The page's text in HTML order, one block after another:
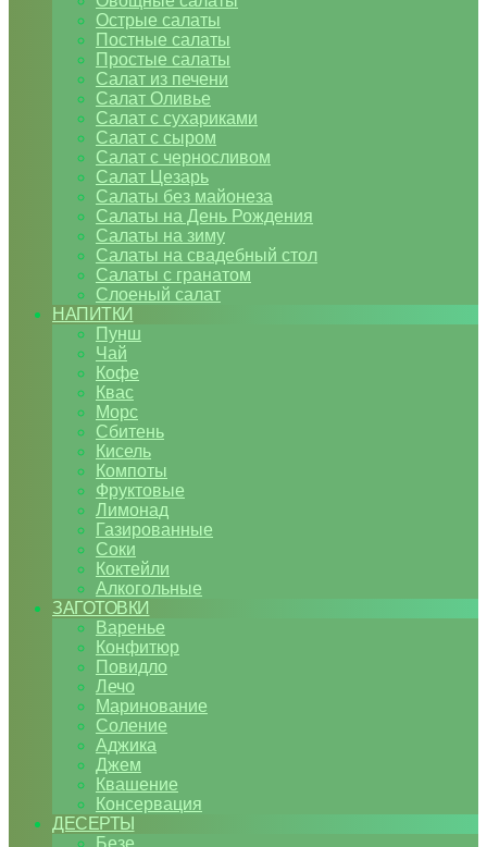
Острые салаты
Постные салаты
Простые салаты
Салат из печени
Салат Оливье
Салат с сухариками
Салат с сыром
Салат с черносливом
Салат Цезарь
Салаты без майонеза
Салаты на День Рождения
Салаты на зиму
Салаты на свадебный стол
Салаты с гранатом
Слоеный салат
НАПИТКИ
Пунш
Чай
Кофе
Квас
Морс
Сбитень
Кисель
Компоты
Фруктовые
Лимонад
Газированные
Соки
Коктейли
Алкогольные
ЗАГОТОВКИ
Варенье
Конфитюр
Повидло
Лечо
Маринование
Соление
Аджика
Джем
Квашение
Консервация
ДЕСЕРТЫ
Безе